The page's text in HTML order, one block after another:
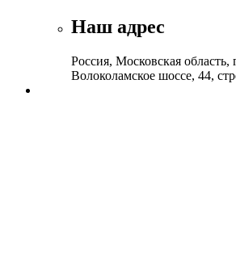
Наш адрес
Россия, Московская область,
Волоколамское шоссе, 44,